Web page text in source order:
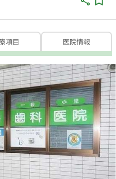
項目 医院情報